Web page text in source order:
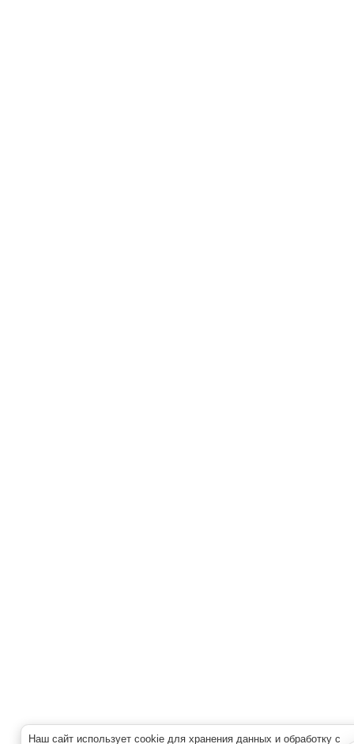
Наш сайт использует cookie для хранения данных и обработку с